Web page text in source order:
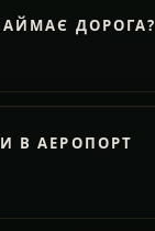
ДОРОГА?
В АЕРОПОРТ